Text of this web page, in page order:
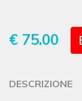
€ 75.00
DESCRIZIONE